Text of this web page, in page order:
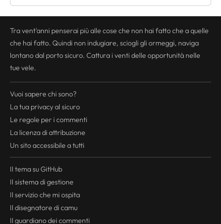
Tra vent'anni penserai più alle cose che non hai fatto che a quelle
che hai fatto. Quindi non indugiare, sciogli gli ormeggi, naviga
lontano dal porto sicuro. Cattura i venti delle opportunità nelle
tue vele.
Vuoi sapere chi sono?
La tua privacyal sicuro
Le regole per i commenti
La licenza di attribuzione
Un sito accessibile a tutti
Il tema su GitHub
Il sistema di gestione
Il servizio che mi ospita
Il disegnatore di camu
Il guardiano dei commenti